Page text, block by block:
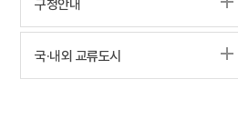
구청안내
국·내외 교류도시